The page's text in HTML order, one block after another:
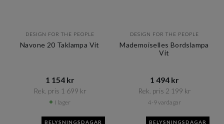
DESIGN FOR THE PEOPLE
Navone 20 Taklampa Vit
1 154 kr​​
Rek. pris 1 699 kr​​
I lager
DESIGN FOR THE PEOPLE
Mademoiselles Bordslampa
Vit
1 494 kr​​
Rek. pris 2 199 kr​​
4-9 vardagar
BELYSNINGSDAGAR BELYSNINGSDAGAR